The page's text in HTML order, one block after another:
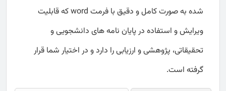
شده به صورت کامل و دقیق با فرمت word که قابلیت
ویرایش و استفاده در پایان نامه های دانشجویی و
تحقیقاتی، پژوهشی و ارزیابی را دارد و در اختیار شما قرار
گرفته است.